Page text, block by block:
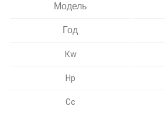
Модель
Год
Kw
Hp
Cc